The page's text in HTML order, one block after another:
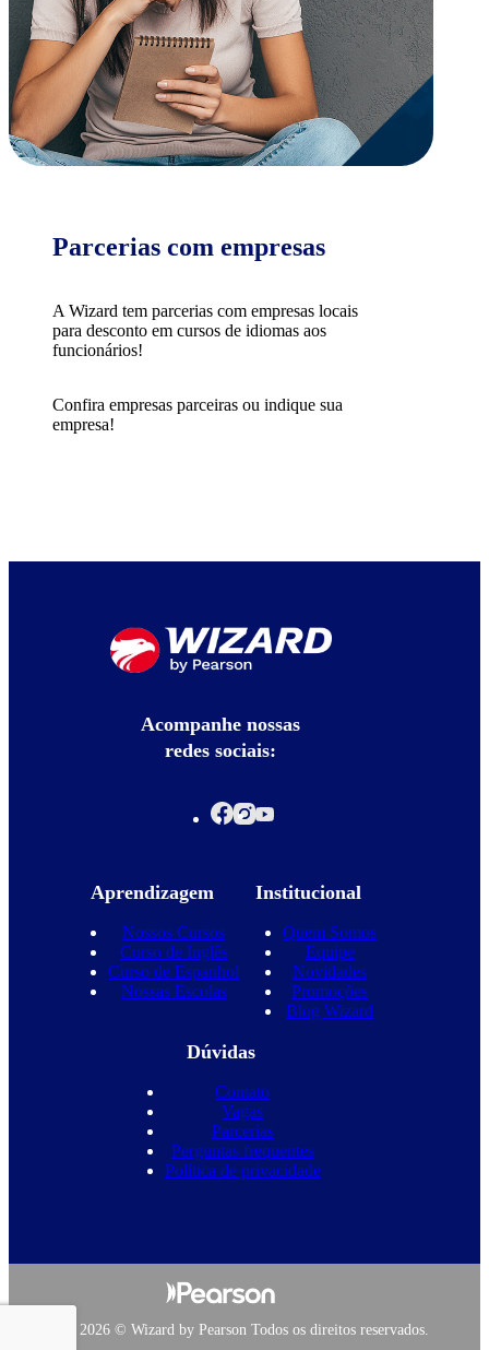
Parcerias com empresas
A Wizard tem parcerias com empresas locais
para desconto em cursos de idiomas aos
funcionários!
Confira empresas parceiras ou indique sua
empresa!
Acompanhe nossas
redes sociais:
Aprendizagem
Nossos Cursos
Curso de Inglês
Curso de Espanhol
Nossas Escolas
Institucional
Quem Somos
Equipe
Novidades
Promoções
Blog Wizard
Dúvidas
Contato
Vagas
Parcerias
Perguntas frequentes
Política de privacidade
Copyright 2026 © Wizard by Pearson Todos os direitos reservados.